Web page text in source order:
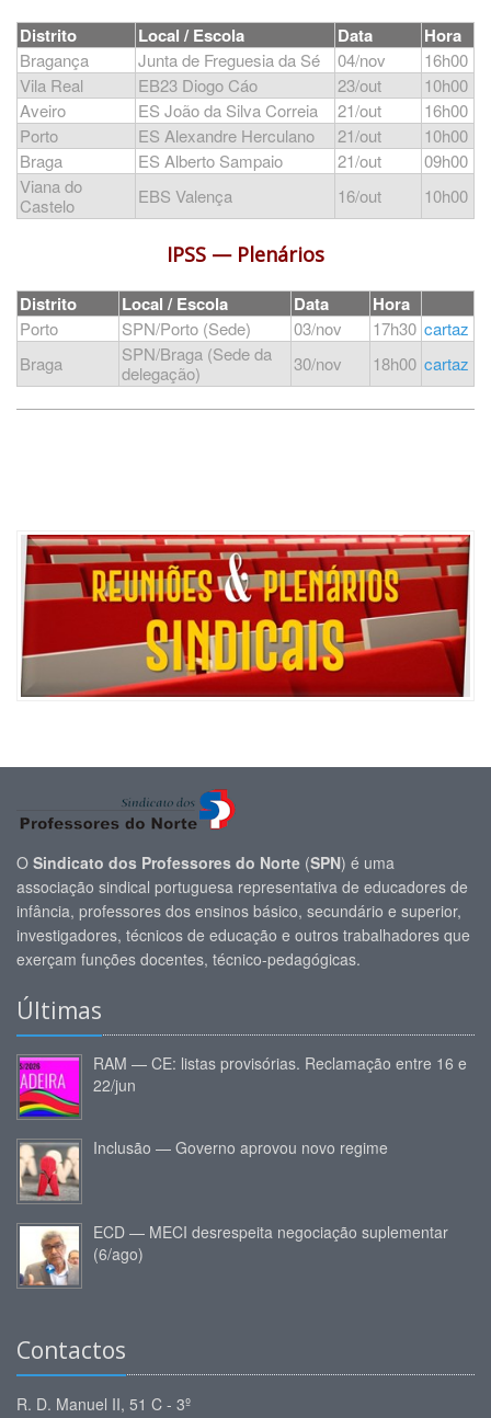
Distrito Local / Escola Data Hora
Bragança Junta de Freguesia da Sé 04/nov
16h00
Vila Real
EB23 Diogo Cáo 23/out
10h00
Aveiro
ES João da Silva Correia 21/out
16h00
Porto
ES Alexandre Herculano 21/out
10h00
Braga
ES Alberto Sampaio 21/out
09h00
Viana do
Castelo
EBS Valença 16/out 10h00
IPSS — Plenários
Distrito Local / Escola Data Hora
Porto SPN/Porto (Sede) 03/nov 17h30 cartaz
Braga
SPN/Braga (Sede da
delegação)
30/nov 18h00 cartaz
O Sindicato dos Professores do Norte (SPN) é uma
associação sindical portuguesa representativa de educadores de
infância, professores dos ensinos básico, secundário e superior,
investigadores, técnicos de educação e outros trabalhadores que
exerçam funções docentes, técnico-pedagógicas.
Últimas
RAM — CE: listas provisórias. Reclamação entre 16 e
22/jun
Inclusão — Governo aprovou novo regime
ECD — MECI desrespeita negociação suplementar
(6/ago)
Contactos
R. D. Manuel II, 51 C - 3º